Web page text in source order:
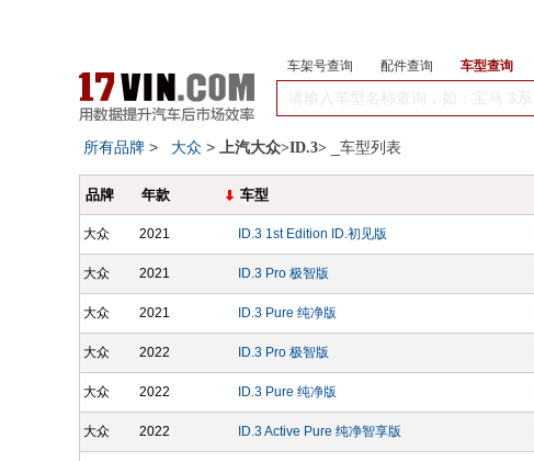
车架号查询 配件查询 车型查询
所有品牌 > 大众 > 上汽大众>ID.3> _车型列表
品牌 年款 车型
大众 2021 ID.3 1st Edition ID.初见版
大众 2021 ID.3 Pro 极智版
大众 2021 ID.3 Pure 纯净版
大众 2022 ID.3 Pro 极智版
大众 2022 ID.3 Pure 纯净版
大众 2022 ID.3 Active Pure 纯净智享版